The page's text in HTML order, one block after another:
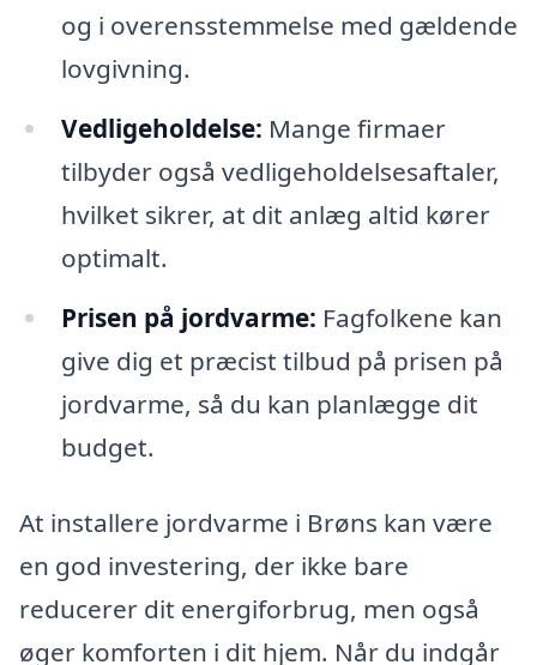
og i overensstemmelse med gældende
lovgivning.
Vedligeholdelse: Mange firmaer
tilbyder også vedligeholdelsesaftaler,
hvilket sikrer, at dit anlæg altid kører
optimalt.
Prisen på jordvarme: Fagfolkene kan
give dig et præcist tilbud på prisen på
jordvarme, så du kan planlægge dit
budget.
At installere jordvarme i Brøns kan være
en god investering, der ikke bare
reducerer dit energiforbrug, men også
øger komforten i dit hjem. Når du indgår